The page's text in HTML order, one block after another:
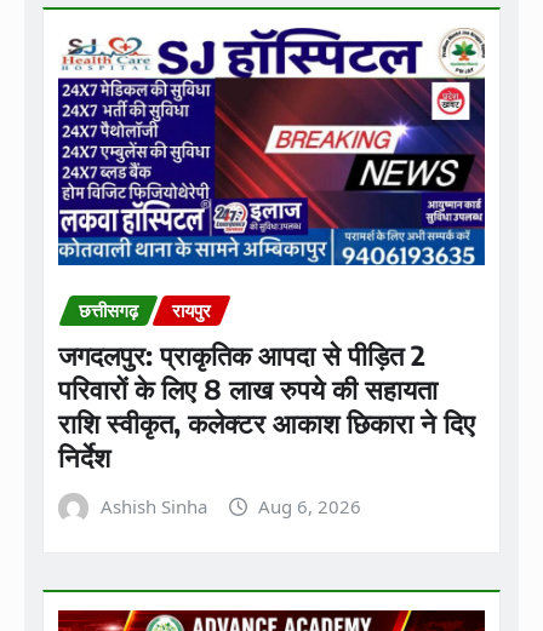
छत्तीसगढ़ रायपुर
जगदलपुर: प्राकृतिक आपदा से पीड़ित 2
परिवारों के लिए 8 लाख रुपये की सहायता
राशि स्वीकृत, कलेक्टर आकाश छिकारा ने दिए
निर्देश
Ashish Sinha Aug 6, 2026